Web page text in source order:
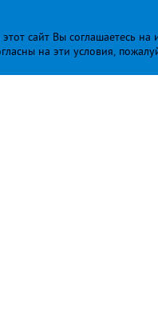
сайт Вы соглашаетесь
на эти условия,